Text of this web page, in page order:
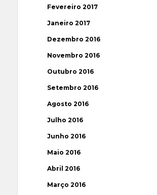
Fevereiro 2017
Janeiro 2017
Dezembro 2016
Novembro 2016
Outubro 2016
Setembro 2016
Agosto 2016
Julho 2016
Junho 2016
Maio 2016
Abril 2016
Março 2016